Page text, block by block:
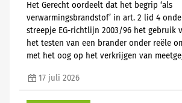
Het Gerecht oordeelt dat het begrip ‘als
verwarmingsbrandstof’ in art. 2 lid 4
streepje EG-richtlijn 2003/96 het gebruik
het testen van een brander onder reële
met het oog op het verkrijgen van
17 juli 2026